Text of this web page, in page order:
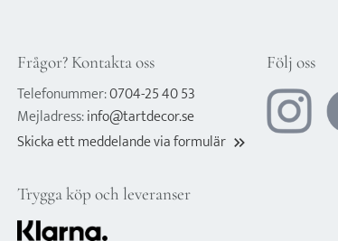
Frågor? Kontakta oss
Telefonummer:0704-25 40 53
Mejladress:info@tartdecor.se
Skicka ett meddelande via formulär keyboard_double_arrow_right
Trygga köp och leveranser
Följ oss